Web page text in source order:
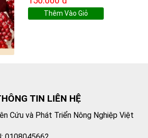
Thêm Vào Giỏ
TIN LIÊN HỆ
Cứu và Phát Triển Nông Nghiệp Việt